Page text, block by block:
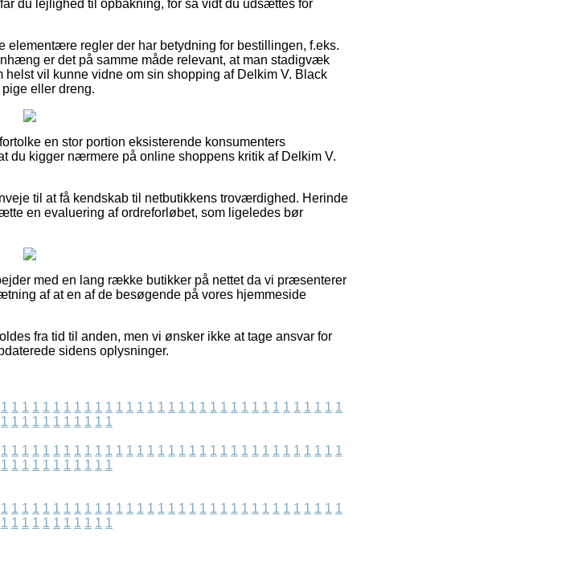
du lejlighed til opbakning, for så vidt du udsættes for
elementære regler der har betydning for bestillingen, f.eks.
er det på samme måde relevant, at man stadigvæk
vil kunne vidne om sin shopping af Delkim V. Black
eller dreng.
en stor portion eksisterende konsumenters
du kigger nærmere på online shoppens kritik af Delkim V.
til at få kendskab til netbutikkens troværdighed. Herinde
en evaluering af ordreforløbet, som ligeledes bør
med en lang række butikker på nettet da vi præsenterer
af at en af de besøgende på vores hjemmeside
fra tid til anden, men vi ønsker ikke at tage ansvar for
sidens oplysninger.
1 1 1 1 1 1 1 1 1 1 1 1 1 1 1 1 1 1 1 1 1 1 1 1 1 1 1 1 1 1 1 1 1
1 1 1 1 1 1 1 1 1 1 1
1 1 1 1 1 1 1 1 1 1 1 1 1 1 1 1 1 1 1 1 1 1 1 1 1 1 1 1 1 1 1 1 1
1 1 1 1 1 1 1 1 1 1 1
1 1 1 1 1 1 1 1 1 1 1 1 1 1 1 1 1 1 1 1 1 1 1 1 1 1 1 1 1 1 1 1 1
1 1 1 1 1 1 1 1 1 1 1